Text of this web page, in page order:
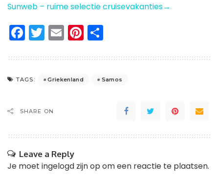
Sunweb – ruime selectie cruisevakanties→
Facebook
Twitter
EmailPinterest
TAGS: Griekenland Samos
SHARE ON
Leave a Reply
Je moet ingelogd zijn op om een reactie te plaatsen.